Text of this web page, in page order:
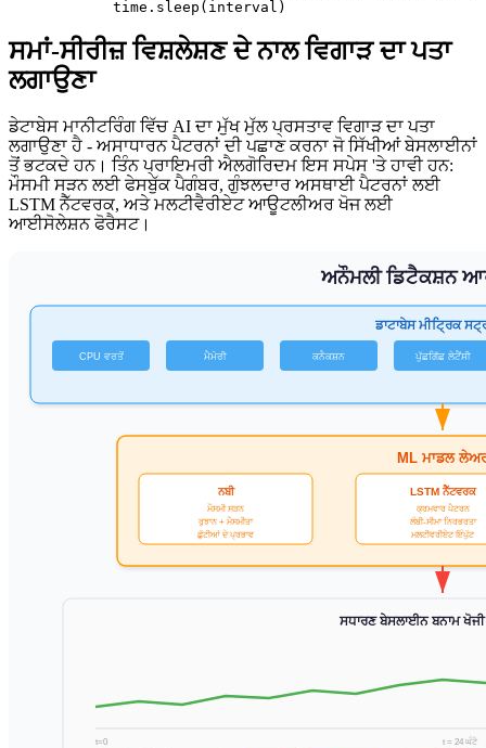
ਸਮਾਂ-ਸੀਰੀਜ਼ ਵਿਸ਼ਲੇਸ਼ਣ ਦੇ ਨਾਲ ਵਿਗਾੜ ਦਾ ਪਤਾ
ਲਗਾਉਣਾ
ਡੇਟਾਬੇਸ ਮਾਨੀਟਰਿੰਗ ਵਿੱਚ AI ਦਾ ਮੁੱਖ ਮੁੱਲ ਪ੍ਰਸਤਾਵ ਵਿਗਾੜ ਦਾ ਪਤਾ
ਲਗਾਉਣਾ ਹੈ - ਅਸਾਧਾਰਨ ਪੈਟਰਨਾਂ ਦੀ ਪਛਾਣ ਕਰਨਾ ਜੋ ਸਿੱਖੀਆਂ ਬੇਸਲਾਈਨਾਂ
ਤੋਂ ਭਟਕਦੇ ਹਨ। ਤਿੰਨ ਪ੍ਰਾਇਮਰੀ ਐਲਗੋਰਿਦਮ ਇਸ ਸਪੇਸ 'ਤੇ ਹਾਵੀ ਹਨ:
ਮੌਸਮੀ ਸੜਨ ਲਈ ਫੇਸਬੁੱਕ ਪੈਗੰਬਰ, ਗੁੰਝਲਦਾਰ ਅਸਥਾਈ ਪੈਟਰਨਾਂ ਲਈ
LSTM ਨੈੱਟਵਰਕ, ਅਤੇ ਮਲਟੀਵੈਰੀਏਟ ਆਊਟਲੀਅਰ ਖੋਜ ਲਈ
ਆਈਸੋਲੇਸ਼ਨ ਫੋਰੈਸਟ।
ਅਨੌਮਲੀ ਡਿਟੈਕਸ਼ਨ
ਡਾਟਾਬੇਸ ਮੀਟ੍ਰਿਕ
CPU ਵਰਤੋਂ ਮੈਮੋਰੀ ਕਨੈਕਸ਼ਨ ਪੁੱਛਗਿੱਛ ਲੇਟੈਂਸੀ
ML ਮਾਡਲ
ਨਬੀ
ਮੌਸਮੀ ਸੜਨ
ਰੁਝਾਨ + ਮੌਸਮੀਤਾ
ਛੁੱਟੀਆਂ ਦੇ ਪ੍ਰਭਾਵ
LSTM ਨੈੱਟਵਰਕ
ਕ੍ਰਮਵਾਰ ਪੈਟਰਨ
ਲੰਬੀ-ਸੀਮਾ ਨਿਰਭਰਤਾ
ਮਲਟੀਵਰੀਏਟ ਇੰਪੁੱਟ
ਸਧਾਰਣ ਬੇਸਲਾਈਨ ਬਨਾਮ
t=0
t = 24 ਘੰਟੇ